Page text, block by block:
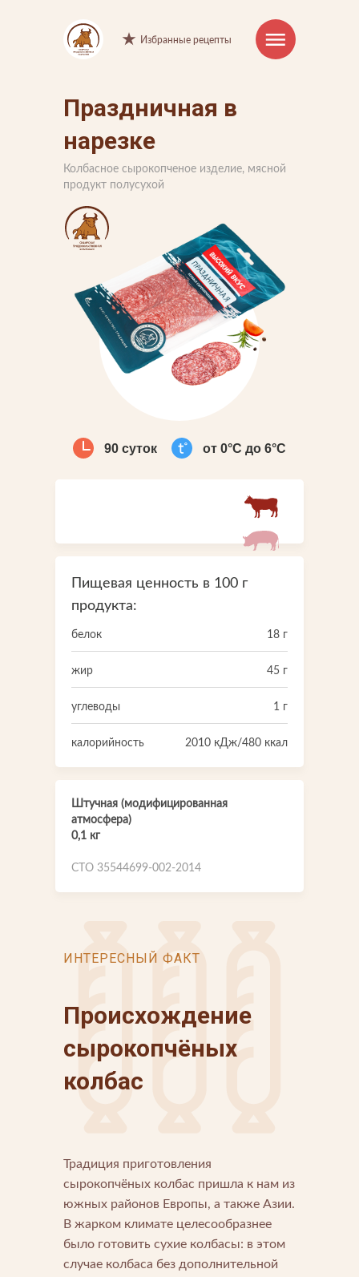
Интернет-магазин
Продукция
Торговые марки
Рецепты
Советы и хитрости
О компании
Производство
Что-то новенькое
Избранные рецепты
Праздничная в
нарезке
Колбасное сырокопченое изделие, мясной
продукт полусухой
90 суток от 0°С до 6°С
Пищевая ценность в 100 г
продукта:
белок 18 г
жир 45 г
углеводы 1 г
калорийность 2010 кДж/480 ккал
Штучная (модифицированная
атмосфера)
0,1 кг
СТО 35544699-002-2014
ИНТЕРЕСНЫЙ ФАКТ
Происхождение
сырокопчёных
колбас
Традиция приготовления
сырокопчёных колбас пришла к нам из
южных районов Европы, а также Азии.
В жарком климате целесообразнее
было готовить сухие колбасы: в этом
случае колбаса без дополнительной
Напишите нам
Напишите нам
Мы открыты для любых вопросов и предложений
Подпишитесь на новости